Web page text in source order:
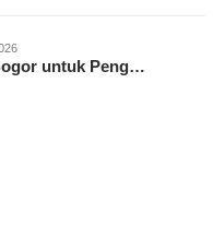
untuk Peng…